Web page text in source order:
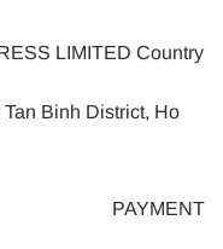
LIMITED Country
Binh District, Ho
PAYMENT